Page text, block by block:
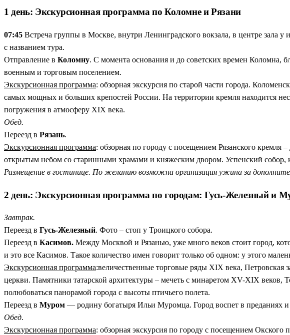
1 день: Экскурсионная программа по Коломне и Рязани
07:45 Встреча группы в Москве, внутри Ленинградского вокзала, в центре зала
с названием тура.
Отправление в Коломну. С момента основания и до советских времен Коломна,
военным и торговым поселением.
Экскурсионная программа: обзорная экскурсия по старой части города.
самых мощных и больших крепостей России. На территории кремля находится
погружения в атмосферу XIX века.
Обед.
Переезд в Рязань.
Экскурсионная программа: обзорная по городу с посещением Рязанского кремля
открытым небом со старинными храмами и княжеским двором. Успенский собор,
Размещение в гостинице. По желанию возможна организация ужина за
2 день: Экскурсионная программа по городам: Гусь-Железный и
Завтрак.
Переезд в Гусь-Железный. Фото – стоп у Троицкого собора.
Переезд в Касимов. Между Москвой и Рязанью, уже много веков стоит город,
и это все Касимов. Такое количество имен говорит только об одном: у этого
Экскурсионная программа:величественные торговые ряды XIX века, Петровская
церкви. Памятники татарской архитектуры – мечеть с минаретом XV-XIX
полюбоваться панорамой города с высоты птичьего полета.
Переезд в Муром — родину богатыря Ильи Муромца. Город воспет в преданиях и
Обед.
Экскурсионная программа: обзорная экскурсия по городу с посещением